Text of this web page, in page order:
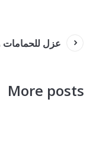
عزل للحمامات
More posts